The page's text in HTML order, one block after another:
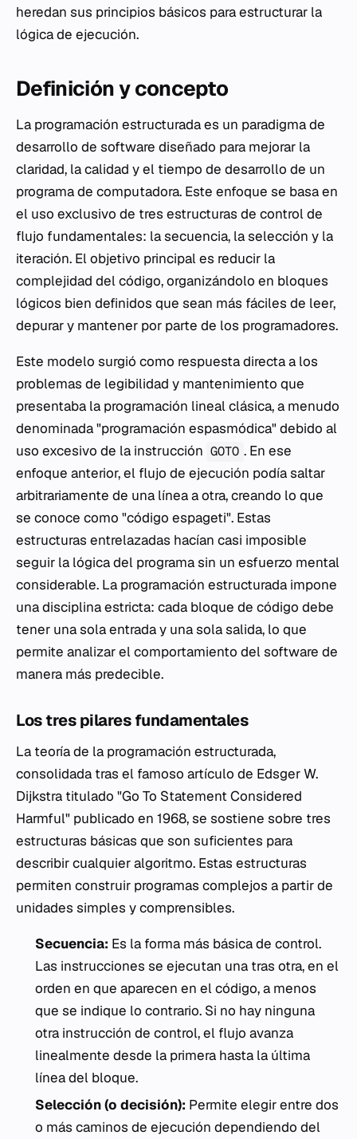
heredan sus principios básicos para estructurar la
lógica de ejecución.
Definición y concepto
La programación estructurada es un paradigma de
desarrollo de software diseñado para mejorar la
claridad, la calidad y el tiempo de desarrollo de un
programa de computadora. Este enfoque se basa en
el uso exclusivo de tres estructuras de control de
flujo fundamentales: la secuencia, la selección y la
iteración. El objetivo principal es reducir la
complejidad del código, organizándolo en bloques
lógicos bien definidos que sean más fáciles de leer,
depurar y mantener por parte de los programadores.
Este modelo surgió como respuesta directa a los
problemas de legibilidad y mantenimiento que
presentaba la programación lineal clásica, a menudo
denominada "programación espasmódica" debido al
uso excesivo de la instrucción GOTO . En ese
enfoque anterior, el flujo de ejecución podía saltar
arbitrariamente de una línea a otra, creando lo que
se conoce como "código espageti". Estas
estructuras entrelazadas hacían casi imposible
seguir la lógica del programa sin un esfuerzo mental
considerable. La programación estructurada impone
una disciplina estricta: cada bloque de código debe
tener una sola entrada y una sola salida, lo que
permite analizar el comportamiento del software de
manera más predecible.
Los tres pilares fundamentales
La teoría de la programación estructurada,
consolidada tras el famoso artículo de Edsger W.
Dijkstra titulado "Go To Statement Considered
Harmful" publicado en 1968, se sostiene sobre tres
estructuras básicas que son suficientes para
describir cualquier algoritmo. Estas estructuras
permiten construir programas complejos a partir de
unidades simples y comprensibles.
Secuencia: Es la forma más básica de control.
Las instrucciones se ejecutan una tras otra, en el
orden en que aparecen en el código, a menos
que se indique lo contrario. Si no hay ninguna
otra instrucción de control, el flujo avanza
linealmente desde la primera hasta la última
línea del bloque.
Selección (o decisión): Permite elegir entre dos
o más caminos de ejecución dependiendo del